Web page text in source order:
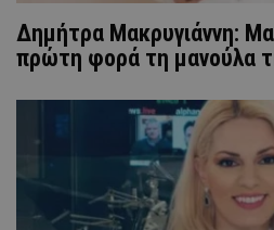
Δημήτρα Μακρυγιάννη:
πρώτη φορά τη μανούλα